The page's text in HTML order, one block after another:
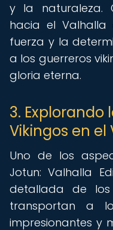
y la naturaleza.
hacia el
fuerza y la
a los guerreros
gloria eterna.
3. Explorando
Vikingos en el
Uno de los
Jotun: Valhalla
detallada de los
transportan a
impresionantes y